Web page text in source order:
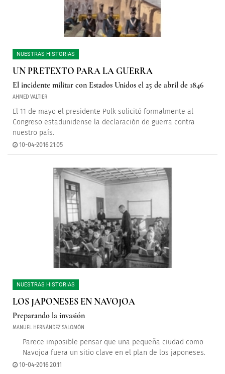
NUESTRAS HISTORIAS
UN PRETEXTO PARA LA GUERRA
El incidente militar con Estados Unidos el 25 de abril de 1846
AHMED VALTIER
El 11 de mayo el presidente Polk solicitó formalmente al
Congreso estadunidense la declaración de guerra contra
nuestro país.
10-04-2016 21:05
NUESTRAS HISTORIAS
LOS JAPONESES EN NAVOJOA
Preparando la invasión
MANUEL HERNÁNDEZ SALOMÓN
Parece imposible pensar que una pequeña ciudad como
Navojoa fuera un sitio clave en el plan de los japoneses.
10-04-2016 20:11